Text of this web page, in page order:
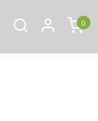
0